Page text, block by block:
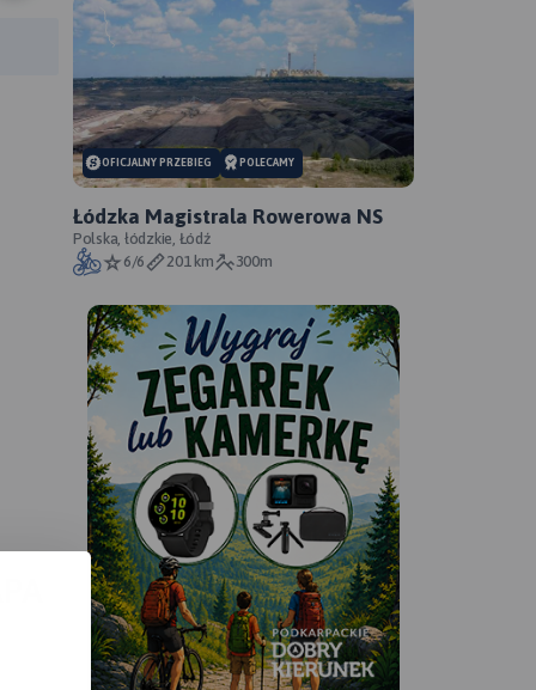
OFICJALNY PRZEBIEG POLECAMY
Łódzka Magistrala Rowerowa NS
Polska, łódzkie, Łódź
6/6
201 km 300m